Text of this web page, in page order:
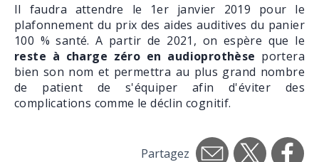
Il faudra attendre le 1er janvier 2019 pour le
plafonnement du prix des aides auditives du panier
100 % santé. A partir de 2021, on espère que le
reste à charge zéro en audioprothèse portera
bien son nom et permettra au plus grand nombre
de patient de s'équiper afin d'éviter des
complications comme le déclin cognitif.
Partagez